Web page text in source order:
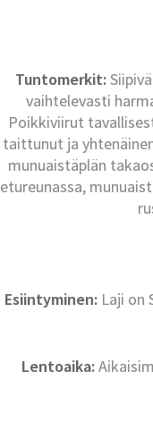
Tuntomerkit:
vaihtelevasti
Poikkiviirut
taittunut ja
munuaistäplän
etureunassa,
Esiintyminen: Laji on
Lentoaika: